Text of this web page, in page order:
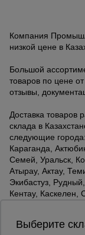
Компания
низкой цене в
Большой
товаров по цене
отзывы,
Доставка товаров
склада в
следующие
Караганда,
Семей, Уральск,
Атырау, Актау,
Экибастуз,
Кентау, Каскелен,
Выберите